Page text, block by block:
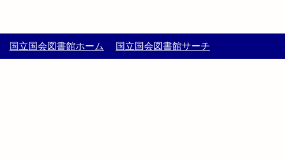
国立国会図書館ホーム 国立国会図書館サーチ